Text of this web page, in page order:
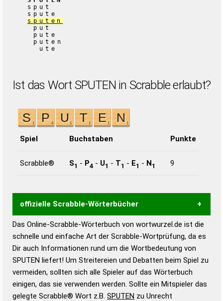
sput
spute
sputen
put
pute
puten
ute
Ist das Wort SPUTEN in Scrabble erlaubt?
Spiel Buchstaben Punkte
Scrabble® S1 - P4 - U1 - T1 - E1 - N1 9
offizielle Scrabble-Wörterbücher
Wortwurzel liefert mit Hilfe eines semantischen
Wortanalyse-Algorithmus gute Anhaltspunkte zu
Wortbedeutung, Worttrennung und Wortform, um die
Gültigkeit eines Wortes für das Scrabble-Spiel zu
bestimmen!
zugelassene Turnier Scrabble-
Wörterbücher sind:
Das Online-Scrabble-Wörterbuch von wortwurzel.de ist die
schnelle und einfache Art der Scrabble-Wortprüfung, da es
Dir auch Informationen rund um die Wortbedeutung von
SPUTEN liefert! Um Streitereien und Debatten beim Spiel zu
vermeiden, sollten sich alle Spieler auf das Wörterbuch
einigen, das sie verwenden werden. Sollte ein Mitspieler das
gelegte Scrabble® Wort z.B. SPUTEN zu Unrecht